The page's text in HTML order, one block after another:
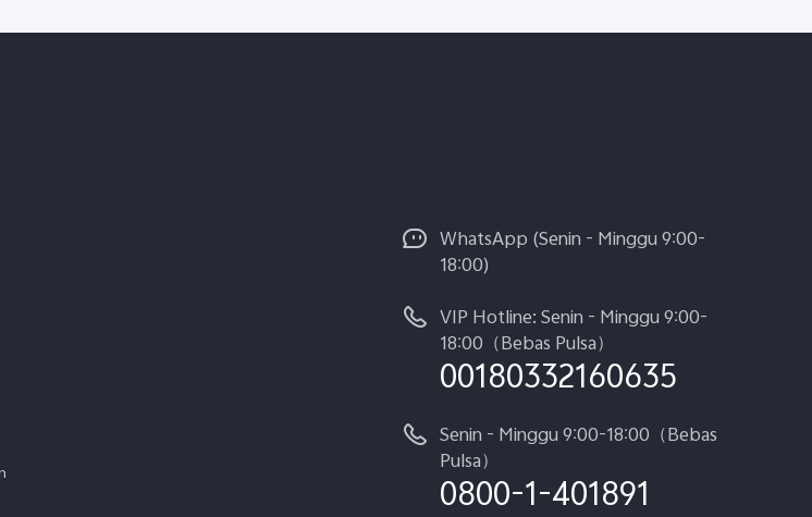
WhatsApp (Senin - Minggu 9:00-
18:00)
VIP Hotline: Senin - Minggu 9:00-
18:00（Bebas Pulsa）
00180332160635
Senin - Minggu 9:00-18:00（Bebas
Pulsa）
0800-1-401891